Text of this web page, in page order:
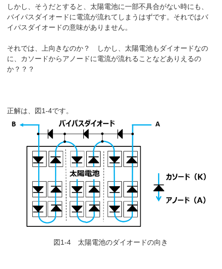
しかし、そうだとすると、太陽電池に一部不具合がない時にも、
バイパスダイオードに電流が流れてしまうはずです。それではバ
イパスダイオードの意味がありません。
それでは、上向きなのか？ しかし、太陽電池もダイオードなの
に、カソードからアノードに電流が流れることなどありえるの
か？？？
正解は、図1-4です。
図1-4 太陽電池のダイオードの向き